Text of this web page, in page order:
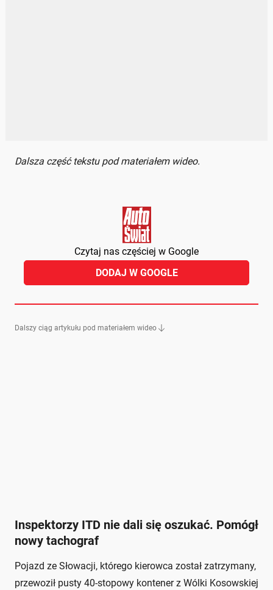
Dalsza część tekstu pod materiałem wideo.
Czytaj nas częściej w Google
DODAJ W GOOGLE
Dalszy ciąg artykułu pod materiałem wideo
Inspektorzy ITD nie dali się oszukać. Pomógł
nowy tachograf
Pojazd ze Słowacji, którego kierowca został zatrzymany,
przewoził pusty 40-stopowy kontener z Wólki Kosowskiej